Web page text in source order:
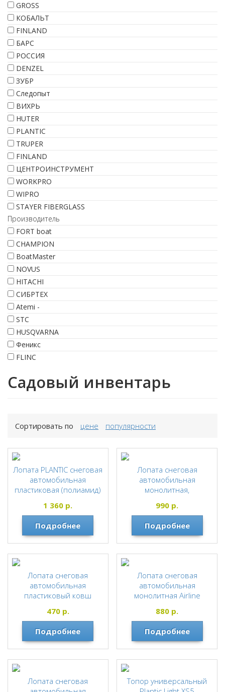
GROSS
КОБАЛЬТ
FINLAND
БАРС
РОССИЯ
DENZEL
ЗУБР
Следопыт
ВИХРЬ
HUTER
PLANTIC
TRUPER
FINLAND
ЦЕНТРОИНСТРУМЕНТ
WORKPRO
WIPRO
STAYER FIBERGLASS
Производитель
FORT boat
CHAMPION
BoatMaster
NOVUS
HITACHI
СИБРТЕХ
Atemi -
STC
HUSQVARNA
Феникс
FLINC
Садовый инвентарь
Сортировать по цене популярности
Лопата PLANTIC снеговая
автомобильная
пластиковая (полиамид)
Plantic Auto
PLANTIC
1 360 р.
Подробнее
Лопата снеговая
автомобильная
монолитная,
морозостойкий пластик
350х690мм "ЗУБР"
"БУРАН"
ЗУБР
990 р.
Подробнее
Лопата снеговая
автомобильная
пластиковый ковш
черенок аллюм. "СИБИН"
"АВТО-28"
470р.
Подробнее
Лопата снеговая
автомобильная
монолитная Airline
880 р.
Подробнее
Лопата снеговая
Топор универсальный